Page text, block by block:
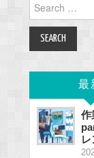
for:
最
作